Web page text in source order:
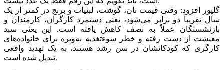
گلپور افزود: وقتی قیمت نان، گوشت، لبنیات و برنج در کمتر از یک
سال تقریباً دو برابر می‌شود، یعنی دستمزد کارگران، کارمندان و
بازنشستگان عملاً به نصف کاهش یافته است. این یعنی سبد
معیشت از دست رفته و خطر سوءتغذیه به‌ویژه برای خانواده‌های
کارگری که کودکانشان در سن رشد هستند، به یک تهدید واقعی
تبدیل شده است.